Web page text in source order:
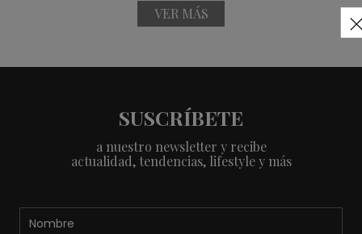
VER MÁS
SUSCRÍBETE
a nuestro newsletter y recibe
actualidad, tendencias, lifestyle y más